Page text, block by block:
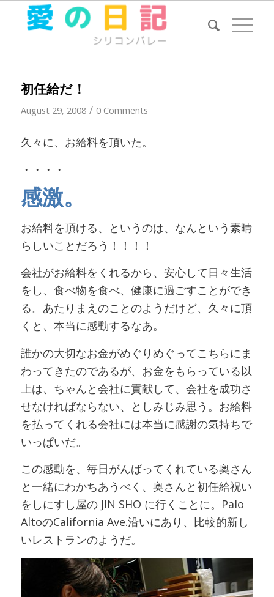
初任給だ！
August 29, 2008 / 0 Comments
久々に、お給料を頂いた。
・・・・
感激。
お給料を頂ける、というのは、なんという素晴
らしいことだろう！！！！
会社がお給料をくれるから、安心して日々生活
をし、食べ物を食べ、健康に過ごすことができ
る。あたりまえのことのようだけど、久々に頂
くと、本当に感動するなあ。
誰かの大切なお金がめぐりめぐってこちらにま
わってきたのであるが、お金をもらっている以
上は、ちゃんと会社に貢献して、会社を成功さ
せなければならない、としみじみ思う。お給料
を払ってくれる会社には本当に感謝の気持ちで
いっぱいだ。
この感動を、毎日がんばってくれている奥さん
と一緒にわかちあうべく、奥さんと初任給祝い
をしにすし屋の JIN SHO に行くことに。Palo
AltoのCalifornia Ave.沿いにあり、比較的新し
いレストランのようだ。